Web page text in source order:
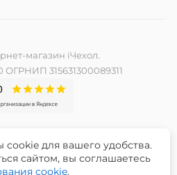
магазин iЧехол.
ОГРНИП 315631300089311
сайта -
для вашего удобства.
сайтом, вы соглашаетесь
cookie.